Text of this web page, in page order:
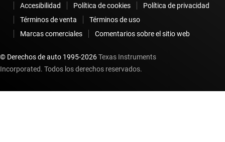
Accesibilidad Política de cookies
Política de privacidad
Términos de venta
Términos de uso
Marcas comerciales
Comentarios sobre el sitio web
© Derechos de auto 1995-2026Texas Instruments
Incorporated. Todos los derechos reservados.